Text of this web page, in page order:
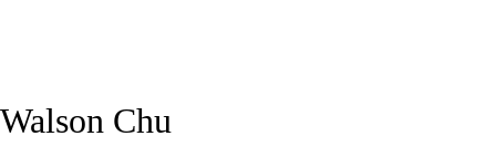
Walson Chu